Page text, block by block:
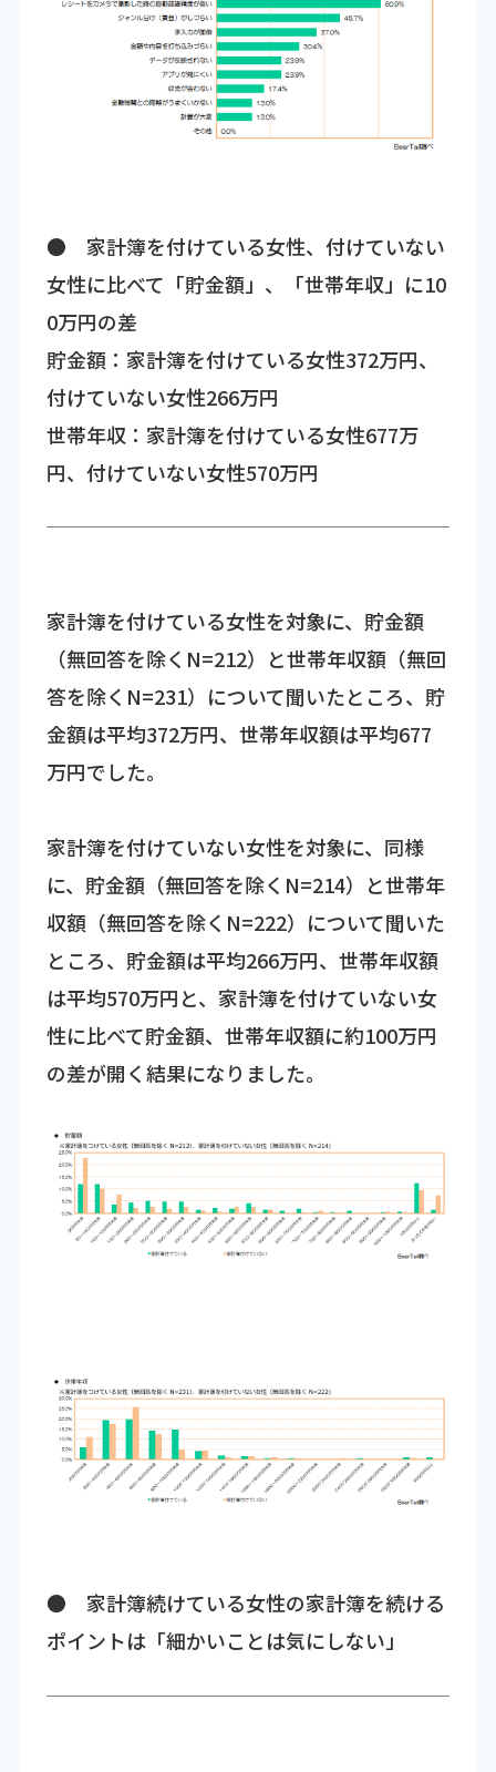
● 家計簿を付けている女性、付けていない
女性に比べて「貯金額」、「世帯年収」に10
0万円の差
貯金額：家計簿を付けている女性372万円、
付けていない女性266万円
世帯年収：家計簿を付けている女性677万
円、付けていない女性570万円
家計簿を付けている女性を対象に、貯金額
（無回答を除くN=212）と世帯年収額（無回
答を除くN=231）について聞いたところ、貯
金額は平均372万円、世帯年収額は平均677
万円でした。
家計簿を付けていない女性を対象に、同様
に、貯金額（無回答を除くN=214）と世帯年
収額（無回答を除くN=222）について聞いた
ところ、貯金額は平均266万円、世帯年収額
は平均570万円と、家計簿を付けていない女
性に比べて貯金額、世帯年収額に約100万円
の差が開く結果になりました。
● 家計簿続けている女性の家計簿を続ける
ポイントは「細かいことは気にしない」